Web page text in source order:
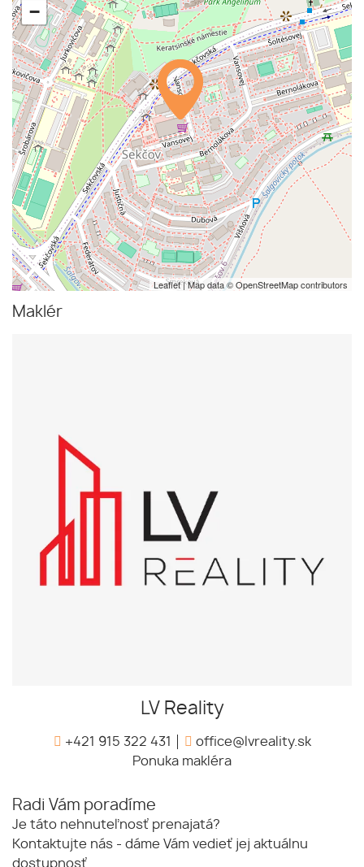
−
Leaflet| Map data ©OpenStreetMapcontributors
Maklér
LV Reality
+421 915 322 431
office@lvreality.sk
Ponuka makléra
Radi Vám poradíme
Je táto nehnuteľnosť prenajatá?
Kontaktujte nás - dáme Vám vedieť jej aktuálnu
dostupnosť.